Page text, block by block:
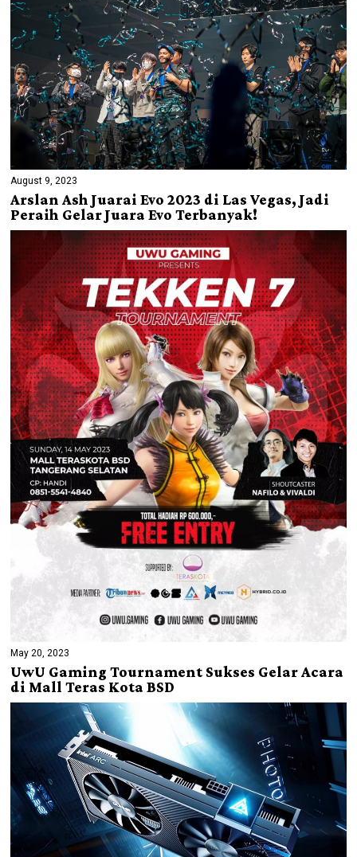
August 9, 2023
Arslan Ash Juarai Evo 2023 di Las Vegas, Jadi
Peraih Gelar Juara Evo Terbanyak!
May 20, 2023
UwU Gaming Tournament Sukses Gelar Acara
di Mall Teras Kota BSD